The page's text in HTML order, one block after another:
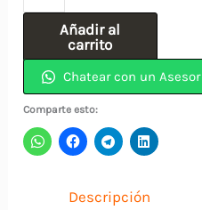
Multitoma
Puestos
50cms
OSBLACK
cantidad
Añadir al
carrito
Chatear con un Asesor
Comparte esto:
Descripción